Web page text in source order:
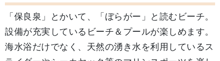
「保良泉」とかいて、「ぼらがー」と読むビーチ。
設備が充実しているビーチ＆プールが楽しめます。
海水浴だけでなく、天然の湧き水を利用しているス